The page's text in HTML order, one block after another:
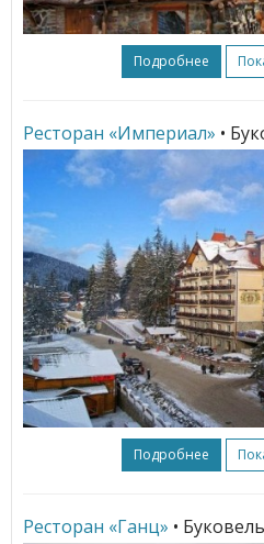
Подробнее
Ресторан «Империал» •
Подробнее
Ресторан «Ганц» • Буковель